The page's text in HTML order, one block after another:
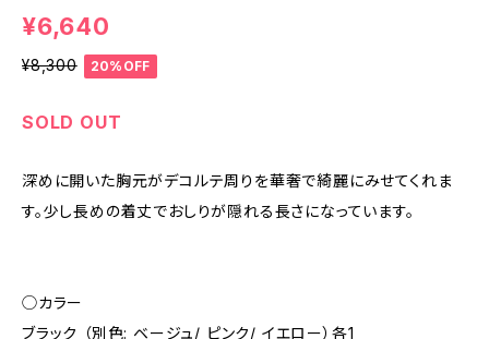
¥6,640
¥8,300 20%OFF
SOLD OUT
深めに開いた胸元がデコルテ周りを華奢で綺麗にみせてくれま
す。少し長めの着丈でおしりが隠れる長さになっています。
◯カラー
ブラック （別色: ベージュ/ ピンク/ イエロー）各1